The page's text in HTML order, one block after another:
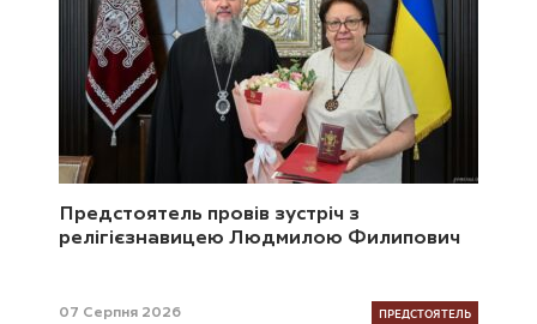
Предстоятель провів зустріч з
релігієзнавицею Людмилою Филипович
07 Серпня 2026 ПРЕДСТОЯТЕЛЬ